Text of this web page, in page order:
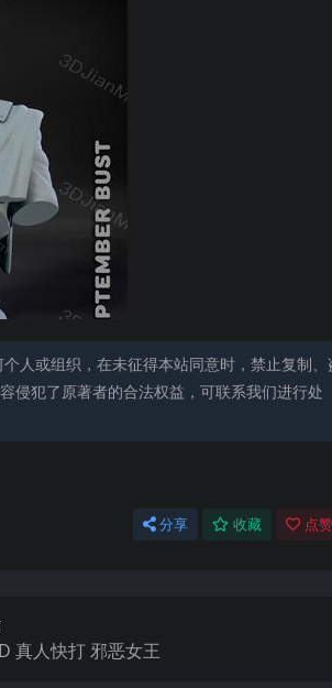
人或组织，在未征得本站同意时，禁止复制、
侵犯了原著者的合法权益，可联系我们进行处
分享 收藏 点
真人快打 邪恶女王